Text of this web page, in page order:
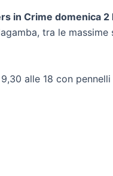
in Crime domenica 2
tra le
alle 18 con